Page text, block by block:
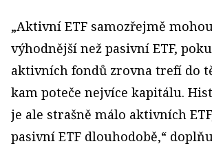
„Aktivní ETF samozřejmě
výhodnější než pasivní ETF,
aktivních fondů zrovna trefí do
kam poteče nejvíce kapitálu.
je ale strašně málo aktivních
pasivní ETF dlouhodobě,“